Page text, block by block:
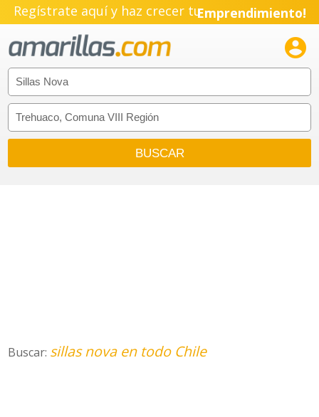
Regístrate aquí y haz crecer tuEmprendimiento!

Buscar: sillas nova en todo Chile